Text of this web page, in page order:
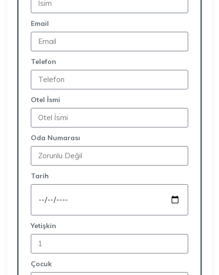
Email
Telefon
Otel İsmi
Oda Numarası
Tarih
Yetişkin
Çocuk